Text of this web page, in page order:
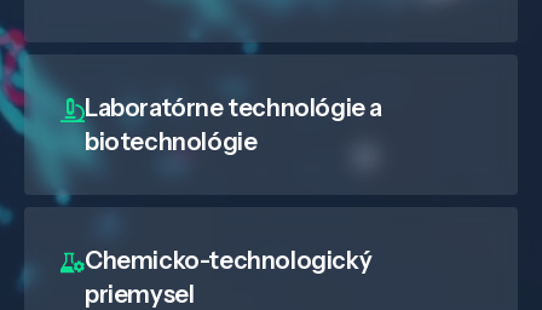
Laboratórne technológie a
biotechnológie
Chemicko-technologický
priemysel